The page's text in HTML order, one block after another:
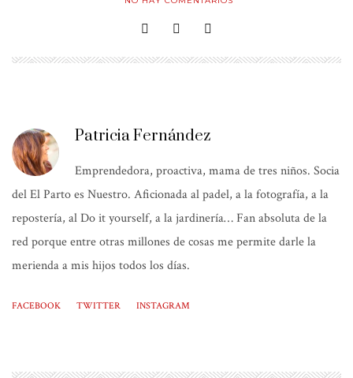
Patricia Fernández
Emprendedora, proactiva, mama de tres niños. Socia
del El Parto es Nuestro. Aficionada al padel, a la fotografía, a la
repostería, al Do it yourself, a la jardinería… Fan absoluta de la
red porque entre otras millones de cosas me permite darle la
merienda a mis hijos todos los días.
FACEBOOK TWITTER INSTAGRAM